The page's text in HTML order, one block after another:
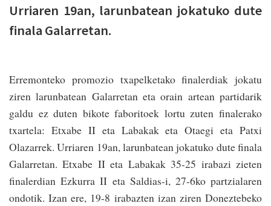
Urriaren 19an, larunbatean jokatuko dute
finala Galarretan.
Erremonteko promozio txapelketako finalerdiak jokatu
ziren larunbatean Galarretan eta orain artean partidarik
galdu ez duten bikote faboritoek lortu zuten finalerako
txartela: Etxabe II eta Labakak eta Otaegi eta Patxi
Olazarrek. Urriaren 19an, larunbatean jokatuko dute finala
Galarretan. Etxabe II eta Labakak 35-25 irabazi zieten
finalerdian Ezkurra II eta Saldias-i, 27-6ko partzialaren
ondotik. Izan ere, 19-8 irabazten izan ziren Doneztebeko